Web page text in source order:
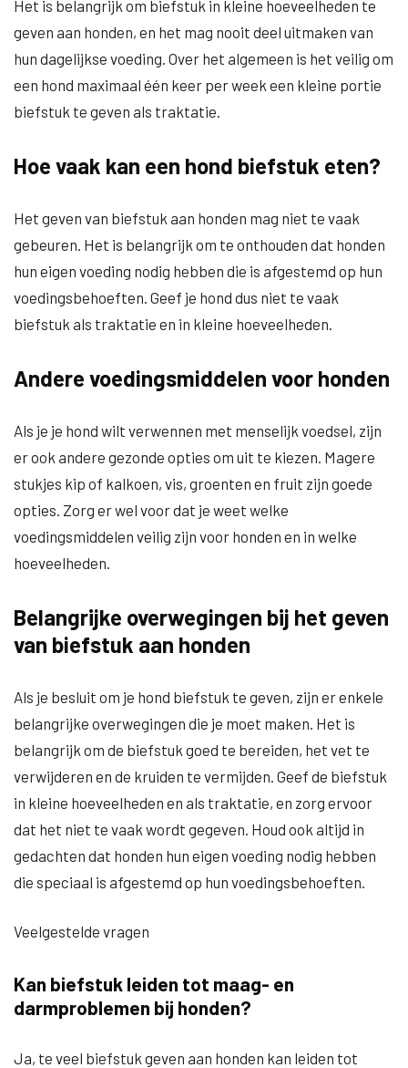
Het is belangrijk om biefstuk in kleine hoeveelheden te
geven aan honden, en het mag nooit deel uitmaken van
hun dagelijkse voeding. Over het algemeen is het veilig om
een hond maximaal één keer per week een kleine portie
biefstuk te geven als traktatie.
Hoe vaak kan een hond biefstuk eten?
Het geven van biefstuk aan honden mag niet te vaak
gebeuren. Het is belangrijk om te onthouden dat honden
hun eigen voeding nodig hebben die is afgestemd op hun
voedingsbehoeften. Geef je hond dus niet te vaak
biefstuk als traktatie en in kleine hoeveelheden.
Andere voedingsmiddelen voor honden
Als je je hond wilt verwennen met menselijk voedsel, zijn
er ook andere gezonde opties om uit te kiezen. Magere
stukjes kip of kalkoen, vis, groenten en fruit zijn goede
opties. Zorg er wel voor dat je weet welke
voedingsmiddelen veilig zijn voor honden en in welke
hoeveelheden.
Belangrijke overwegingen bij het geven
van biefstuk aan honden
Als je besluit om je hond biefstuk te geven, zijn er enkele
belangrijke overwegingen die je moet maken. Het is
belangrijk om de biefstuk goed te bereiden, het vet te
verwijderen en de kruiden te vermijden. Geef de biefstuk
in kleine hoeveelheden en als traktatie, en zorg ervoor
dat het niet te vaak wordt gegeven. Houd ook altijd in
gedachten dat honden hun eigen voeding nodig hebben
die speciaal is afgestemd op hun voedingsbehoeften.
Veelgestelde vragen
Kan biefstuk leiden tot maag- en
darmproblemen bij honden?
Ja, te veel biefstuk geven aan honden kan leiden tot